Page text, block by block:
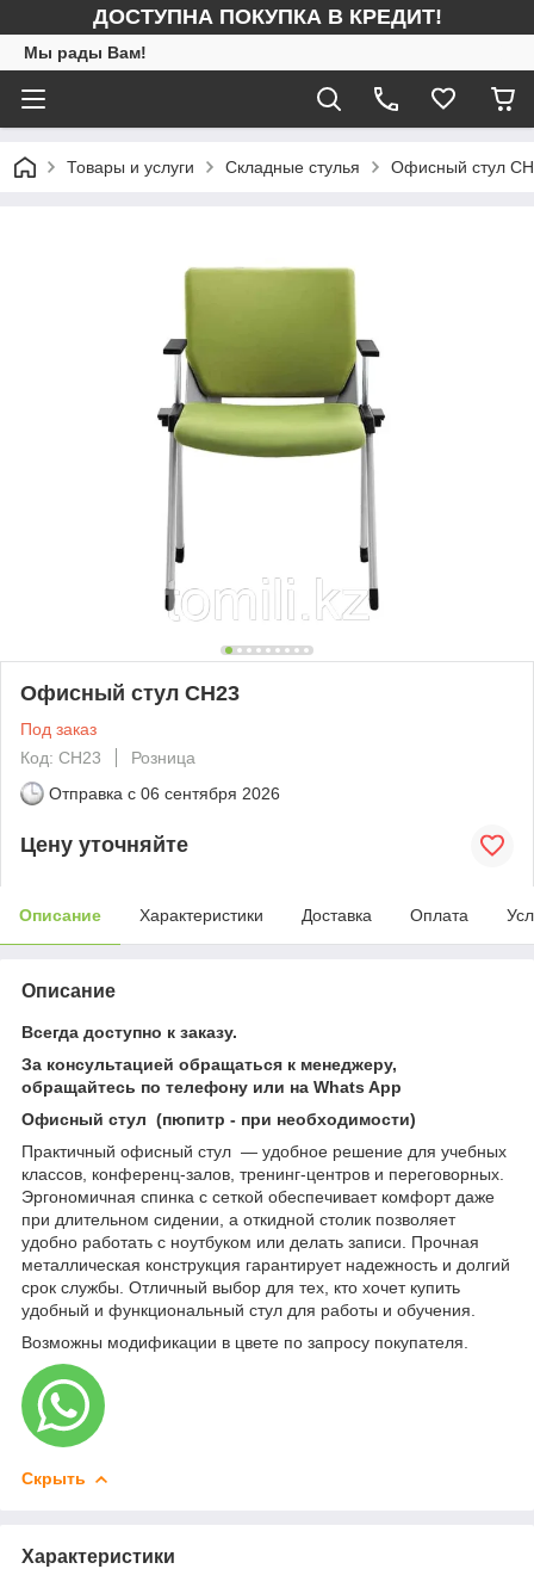
ДОСТУПНА ПОКУПКА В КРЕДИТ!
Мы рады Вам!
Товары и услуги Складные стулья Офисный стул
Офисный стул CH23
Под заказ
Код: CH23
Розница
Отправка с 06 сентября 2026
Цену уточняйте
Описание Характеристики Доставка Оплата
Описание
Всегда доступно к заказу.
За консультацией обращаться к менеджеру,
обращайтесь по телефону или на Whats App
Офисный стул (пюпитр - при необходимости)
Практичный офисный стул — удобное решение для учебных
классов, конференц-залов, тренинг-центров и переговорных.
Эргономичная спинка с сеткой обеспечивает комфорт даже
при длительном сидении, а откидной столик позволяет
удобно работать с ноутбуком или делать записи. Прочная
металлическая конструкция гарантирует надежность и долгий
срок службы. Отличный выбор для тех, кто хочет купить
удобный и функциональный стул для работы и обучения.
Возможны модификации в цвете по запросу покупателя.
Скрыть
Характеристики